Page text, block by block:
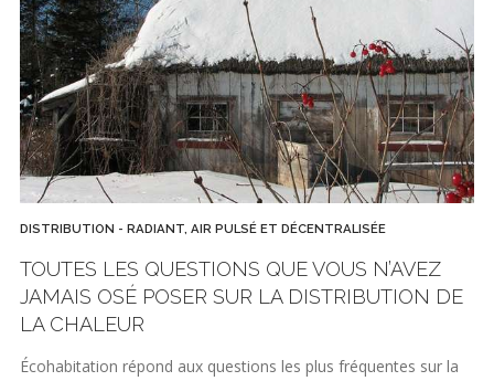
DISTRIBUTION - RADIANT, AIR PULSÉ ET DÉCENTRALISÉE
TOUTES LES QUESTIONS QUE VOUS N’AVEZ
JAMAIS OSÉ POSER SUR LA DISTRIBUTION DE
LA CHALEUR
Écohabitation répond aux questions les plus fréquentes sur la